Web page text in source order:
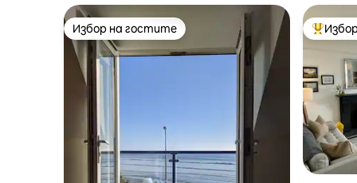
Избор на гостите
Избор на гостите Най-